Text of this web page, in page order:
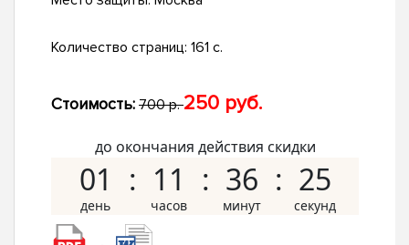
Количество страниц: 161 с.
Стоимость: 700 р.250 руб.
до окончания действия скидки
01 11 36 24